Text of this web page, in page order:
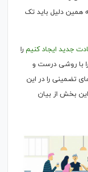
همین دلیل باید تک
جدید ایجاد کنیم را
با روشی درست و
تضمینی را در این
بخش از بیان